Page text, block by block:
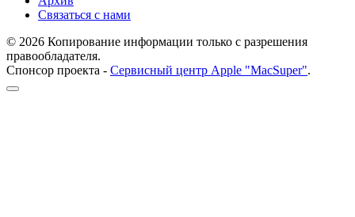
Связаться с нами
© 2026 Копирование информации только с разрешения
правообладателя.
Спонсор проекта - Сервисный центр Apple "MacSuper".